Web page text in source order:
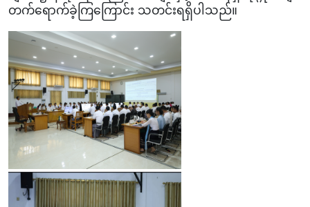
တက်ရောက်ခဲ့ကြကြောင်း သတင်းရရှိပါ သည်။